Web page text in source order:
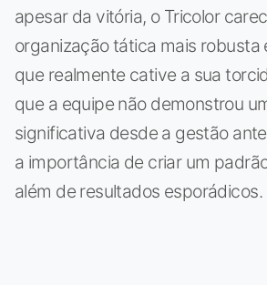
apesar da vitória, o Tricolor
organização tática mais robusta
que realmente cative a sua
que a equipe não demonstrou
significativa desde a gestão
a importância de criar um
além de resultados esporádicos.